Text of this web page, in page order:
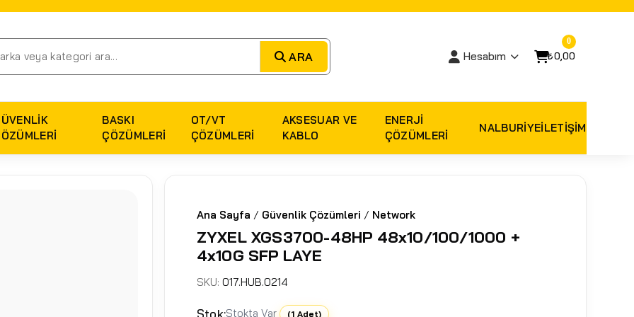
ARA Hesabım
0
₺0,00
BASKI
ÇÖZÜMLERI
OT/VT
ÇÖZÜMLERI
AKSESUAR VE
KABLO
ENERJI
ÇÖZÜMLERI
NALBURIYEİLETİŞİM
Ana Sayfa / Güvenlik Çözümleri / Network
ZYXEL XGS3700-48HP 48x10/100/1000 +
4x10G SFP LAYE
SKU: 017.HUB.0214
Stok:Stokta Var (1 Adet)